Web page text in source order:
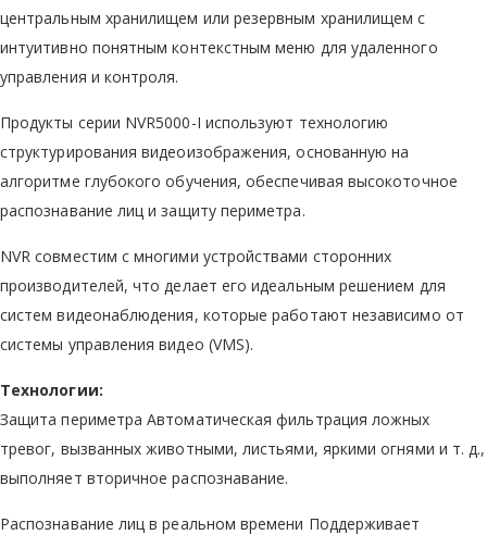
центральным хранилищем или резервным хранилищем с
интуитивно понятным контекстным меню для удаленного
управления и контроля.
Продукты серии NVR5000-I используют технологию
структурирования видеоизображения, основанную на
алгоритме глубокого обучения, обеспечивая высокоточное
распознавание лиц и защиту периметра.
NVR совместим с многими устройствами сторонних
производителей, что делает его идеальным решением для
систем видеонаблюдения, которые работают независимо от
системы управления видео (VMS).
Технологии:
Защита периметра Автоматическая фильтрация ложных
тревог, вызванных животными, листьями, яркими огнями и т. д.,
выполняет вторичное распознавание.
Распознавание лиц в реальном времени Поддерживает